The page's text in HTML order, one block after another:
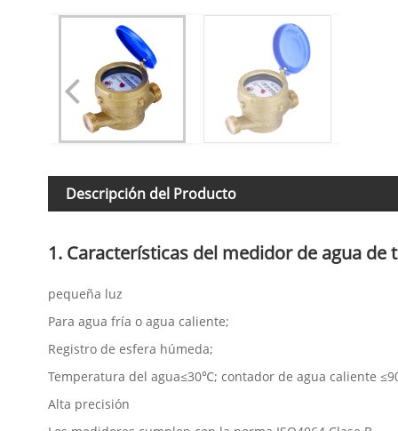
Descripción del Producto
1. Características del medidor de agua
pequeña luz
Para agua fría o agua caliente;
Registro de esfera húmeda;
Temperatura del agua≤30℃; contador de agua caliente
Alta precisión